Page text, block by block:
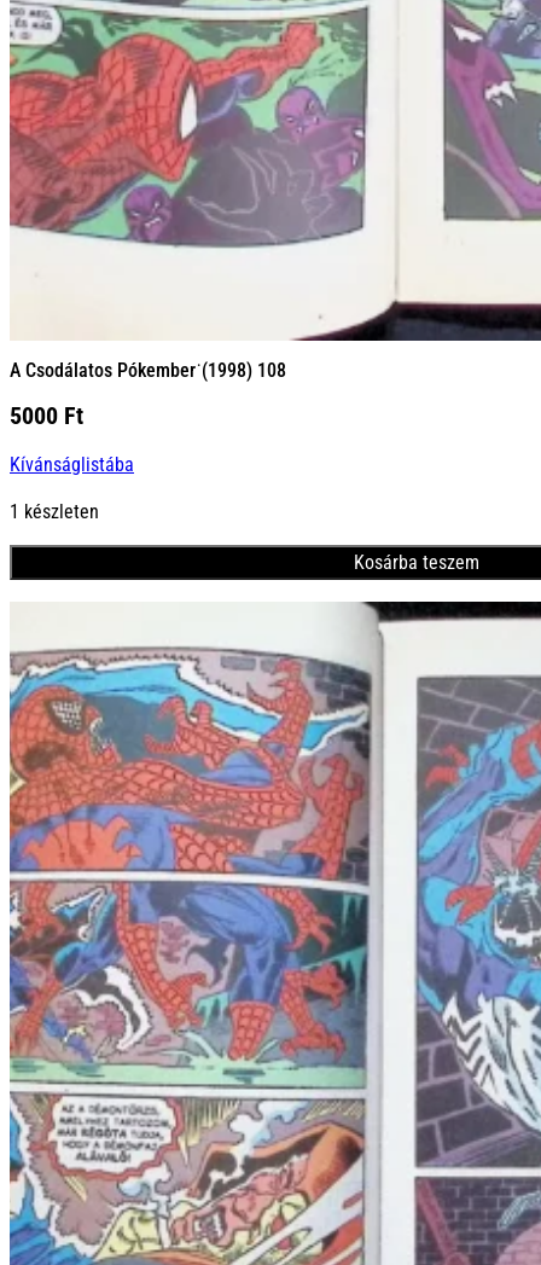
A Csodálatos Pókember˙(1998) 108
5000 Ft
Kívánságlistába
1 készleten
Kosárba teszem